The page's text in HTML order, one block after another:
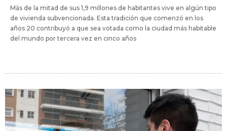
Más de la mitad de sus 1,9 millones de habitantes vive en algún tipo
de vivienda subvencionada. Esta tradición que comenzó en los
años 20 contribuyó a que sea votada como la ciudad más habitable
del mundo por tercera vez en cinco años